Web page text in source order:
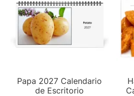
Papa 2027 Calendario
de Escritorio